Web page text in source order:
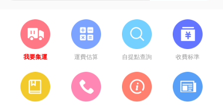
我要集運 運費估算 自提點查詢 收費标準